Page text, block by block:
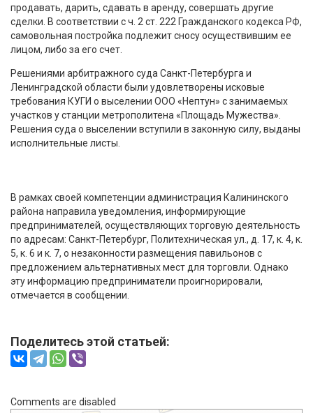
продавать, дарить, сдавать в аренду, совершать другие
сделки. В соответствии с ч. 2 ст. 222 Гражданского кодекса РФ,
самовольная постройка подлежит сносу осуществившим ее
лицом, либо за его счет.
Решениями арбитражного суда Санкт-Петербурга и
Ленинградской области были удовлетворены исковые
требования КУГИ о выселении ООО «Нептун» с занимаемых
участков у станции метрополитена «Площадь Мужества».
Решения суда о выселении вступили в законную силу, выданы
исполнительные листы.
В рамках своей компетенции администрация Калининского
района направила уведомления, информирующие
предпринимателей, осуществляющих торговую деятельность
по адресам: Санкт-Петербург, Политехническая ул., д. 17, к. 4, к.
5, к. 6 и к. 7, о незаконности размещения павильонов с
предложением альтернативных мест для торговли. Однако
эту информацию предприниматели проигнорировали,
отмечается в сообщении.
Поделитесь этой статьей:
Comments are disabled